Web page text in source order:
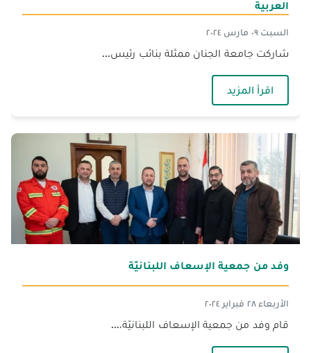
العربية
السبت ٠٩ مارس ٢٠٢٤
شاركت جامعة الجنان ممثلة بنائب رئيس...
اقرأ المزيد
وفد من جمعية الإسعاف اللبنانيّة
الأربعاء ٢٨ فبراير ٢٠٢٤
قام وفد من جمعية الإسعاف اللبنانيّة،...